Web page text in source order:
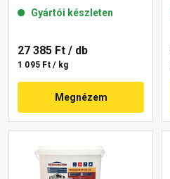
Gyártói készleten
27 385 Ft / db
1 095 Ft / kg
Megnézem